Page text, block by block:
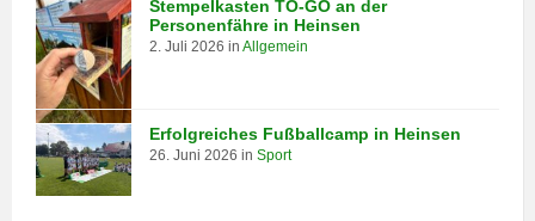
Stempelkasten TO-GO an der
Personenfähre in Heinsen
2. Juli 2026 in Allgemein
Erfolgreiches Fußballcamp in Heinsen
26. Juni 2026 in Sport